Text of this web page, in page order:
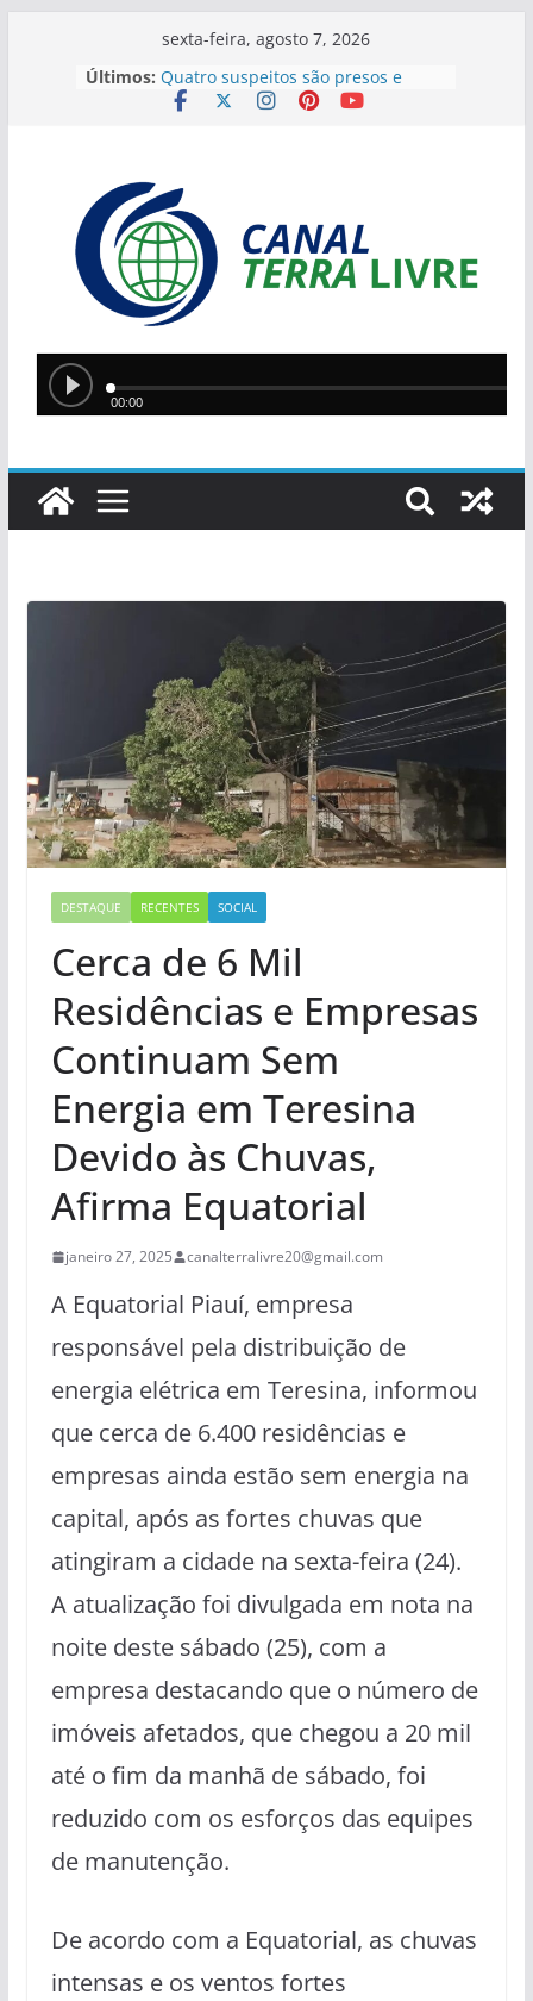
sexta-feira, agosto 7, 2026
Últimos: Quatro suspeitos são presos e
arsenal com sete armas é
Gaspar como vice em chapa
presidencial do PL
Homem incendeia casa da ex-
companheira com filha de 13 anos
dentro do imóvel e foge após o
crime
política de valorização na educação
Ciro Nogueira apresenta projeto
DESTAQUE RECENTES SOCIAL
Cerca de 6 Mil
Residências e Empresas
Continuam Sem
Energia em Teresina
Devido às Chuvas,
Afirma Equatorial
janeiro 27, 2025 canalterralivre20@gmail.com
A Equatorial Piauí, empresa
responsável pela distribuição de
energia elétrica em Teresina, informou
que cerca de 6.400 residências e
empresas ainda estão sem energia na
capital, após as fortes chuvas que
atingiram a cidade na sexta-feira (24).
A atualização foi divulgada em nota na
noite deste sábado (25), com a
empresa destacando que o número de
imóveis afetados, que chegou a 20 mil
até o fim da manhã de sábado, foi
reduzido com os esforços das equipes
de manutenção.
De acordo com a Equatorial, as chuvas
intensas e os ventos fortes